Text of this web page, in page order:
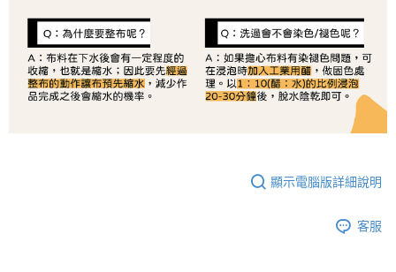
顯示電腦版詳細說明
客服